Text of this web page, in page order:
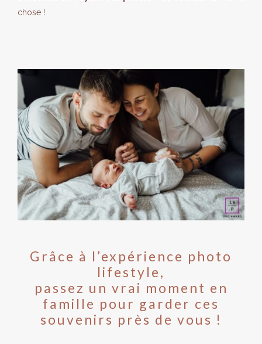
chose !
Grâce à l’expérience photo
lifestyle,
passez un vrai moment en
famille pour garder ces
souvenirs près de vous !